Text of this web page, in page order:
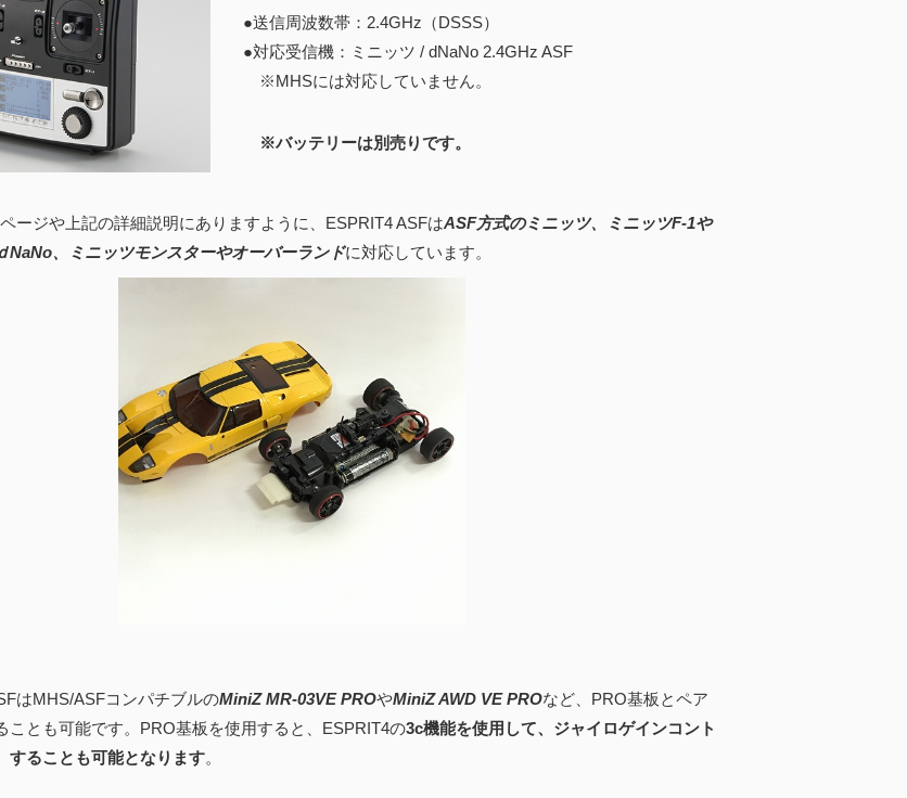
●送信周波数帯：2.4GHz（DSSS）
●対応受信機：ミニッツ / dNaNo 2.4GHz ASF
※MHSには対応していません。
※バッテリーは別売りです。
ージや上記の詳細説明にありますように、ESPRIT4 ASFはASF方式のミニッツ、ミニッツF-1や
NaNo、ミニッツモンスターやオーバーランドに対応しています。
はMHS/ASFコンパチブルのMiniZ MR-03VE PROやMiniZ AWD VE PROなど、PRO基板とペア
ことも可能です。PRO基板を使用すると、ESPRIT4の3c機能を使用して、ジャイロゲインコント
することも可能となります。